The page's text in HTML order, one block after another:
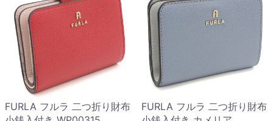
FURLA フルラ 二つ折り財布
FURLA フルラ 二つ折り財布